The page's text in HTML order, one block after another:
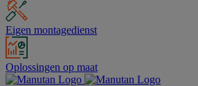
Eigen montagedienst
Oplossingen op maat